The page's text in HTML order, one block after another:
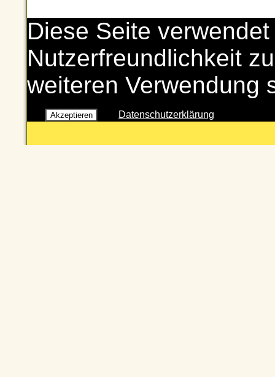
Diese Seite
Nutzerfreundlichkeit
weiteren Verwendung
Akzeptieren Datenschutzerklärung